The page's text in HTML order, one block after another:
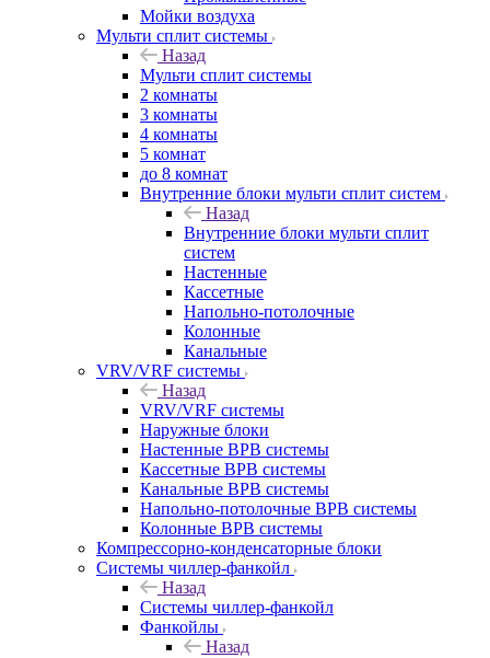
Мойки воздуха
Мульти сплит системы
Назад
Мульти сплит системы
2 комнаты
3 комнаты
4 комнаты
5 комнат
до 8 комнат
Внутренние блоки мульти сплит систем
Назад
Внутренние блоки мульти сплит
систем
Настенные
Кассетные
Напольно-потолочные
Колонные
Канальные
VRV/VRF системы
Назад
VRV/VRF системы
Наружные блоки
Настенные ВРВ системы
Кассетные ВРВ системы
Канальные ВРВ системы
Напольно-потолочные ВРВ системы
Колонные ВРВ системы
Компрессорно-конденсаторные блоки
Системы чиллер-фанкойл
Назад
Системы чиллер-фанкойл
Фанкойлы
Назад